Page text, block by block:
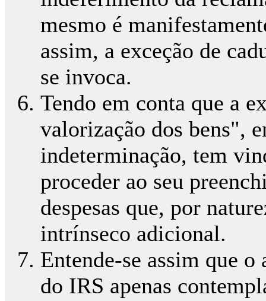
mesmo é
assim, a exceção de
se invoca.
Tendo em conta que a
valorização dos bens",
indeterminação, tem
proceder ao seu
despesas que, por
intrínseco adicional.
Entende-se assim que
do IRS apenas